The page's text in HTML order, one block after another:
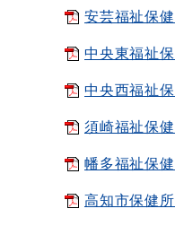
安芸福祉保
中央東福祉
中央西福祉
須崎福祉保
幡多福祉保
高知市保健